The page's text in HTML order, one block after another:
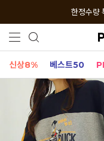
한정수량
신상8% 베스트50